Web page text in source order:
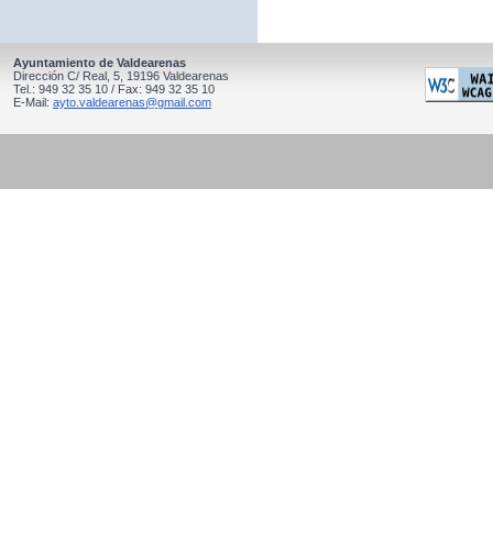
Ayuntamiento de Valdearenas
Dirección C/ Real, 5, 19196 Valdearenas
Tel.: 949 32 35 10 / Fax: 949 32 35 10
E-Mail: ayto.valdearenas@gmail.com